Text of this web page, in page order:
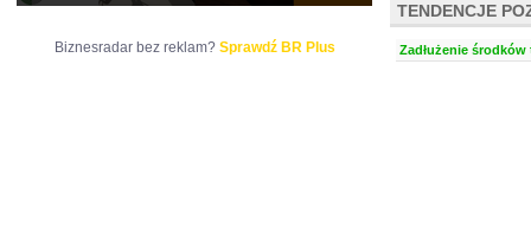
TENDENCJE
Zadłużenie środków
Biznesradar bez reklam? Sprawdź BR Plus